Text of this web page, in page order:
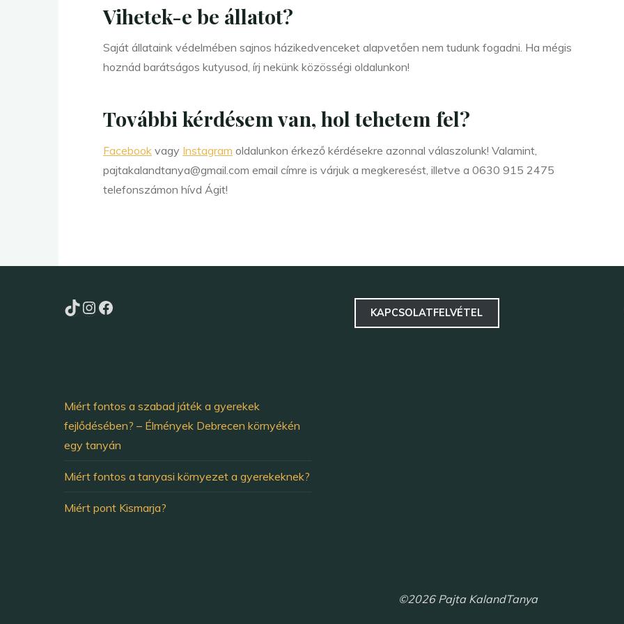
Vihetek-e be állatot?
Saját állataink védelmében sajnos házikedvenceket alapvetően nem tudunk fogadni. Ha mégis
hoznád barátságos kutyusod, írj nekünk közösségi oldalunkon!
További kérdésem van, hol tehetem fel?
Facebook vagy Instagram oldalunkon érkező kérdésekre azonnal válaszolunk! Valamint,
pajtakalandtanya@gmail.com email címre is várjuk a megkeresést, illetve a 0630 915 2475
telefonszámon hívd Ágit!
TikTok
Instagram
Facebook KAPCSOLATFELVÉTEL
Miért fontos a szabad játék a gyerekek
fejlődésében? – Élmények Debrecen környékén
egy tanyán
Miért fontos a tanyasi környezet a gyerekeknek?
Miért pont Kismarja?
©2026 Pajta KalandTanya